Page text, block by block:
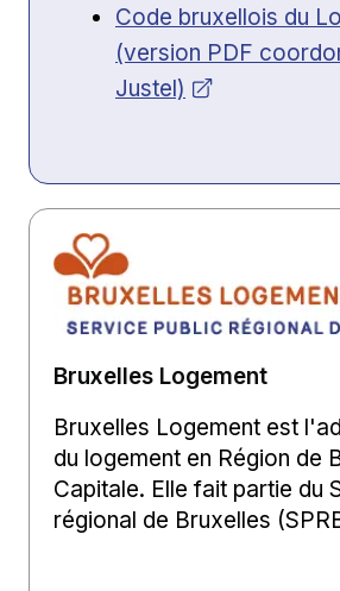
Ouvrir dans une
Code bruxellois du
(version PDF
Justel)
Bruxelles Logement
Bruxelles Logement est
du logement en Région de
Capitale. Elle fait partie du
régional de Bruxelles